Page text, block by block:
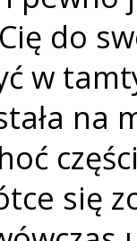
do
w
na
się